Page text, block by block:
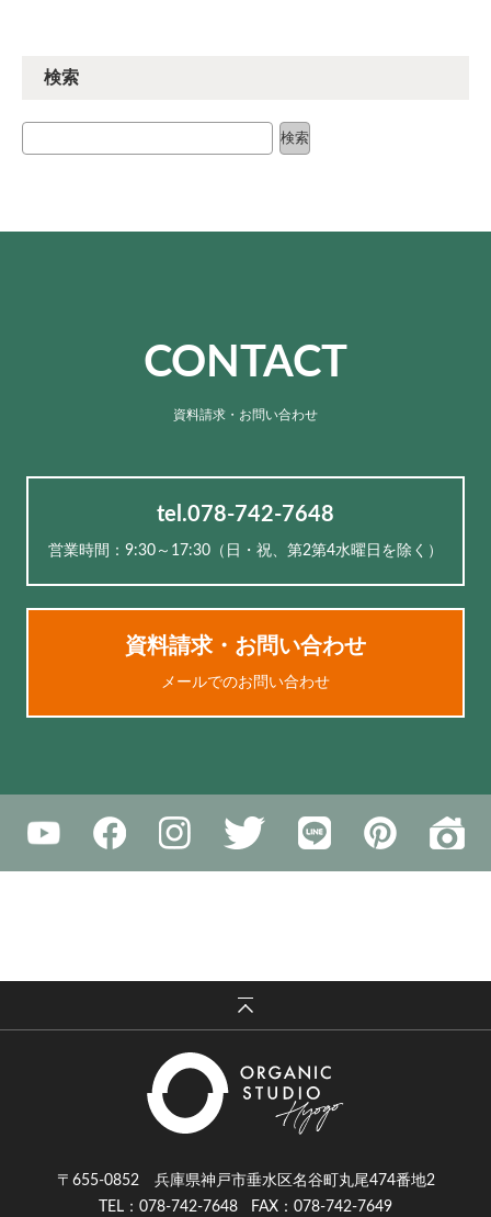
検索
検索
検索
CONTACT
資料請求・お問い合わせ
tel.078-742-7648
営業時間：9:30～17:30（⽇・祝、第2第4水曜日を除く）
資料請求・お問い合わせ
メールでのお問い合わせ
〒655-0852 兵庫県神戸市垂水区名谷町丸尾474番地2
TEL：078-742-7648
FAX：078-742-7649